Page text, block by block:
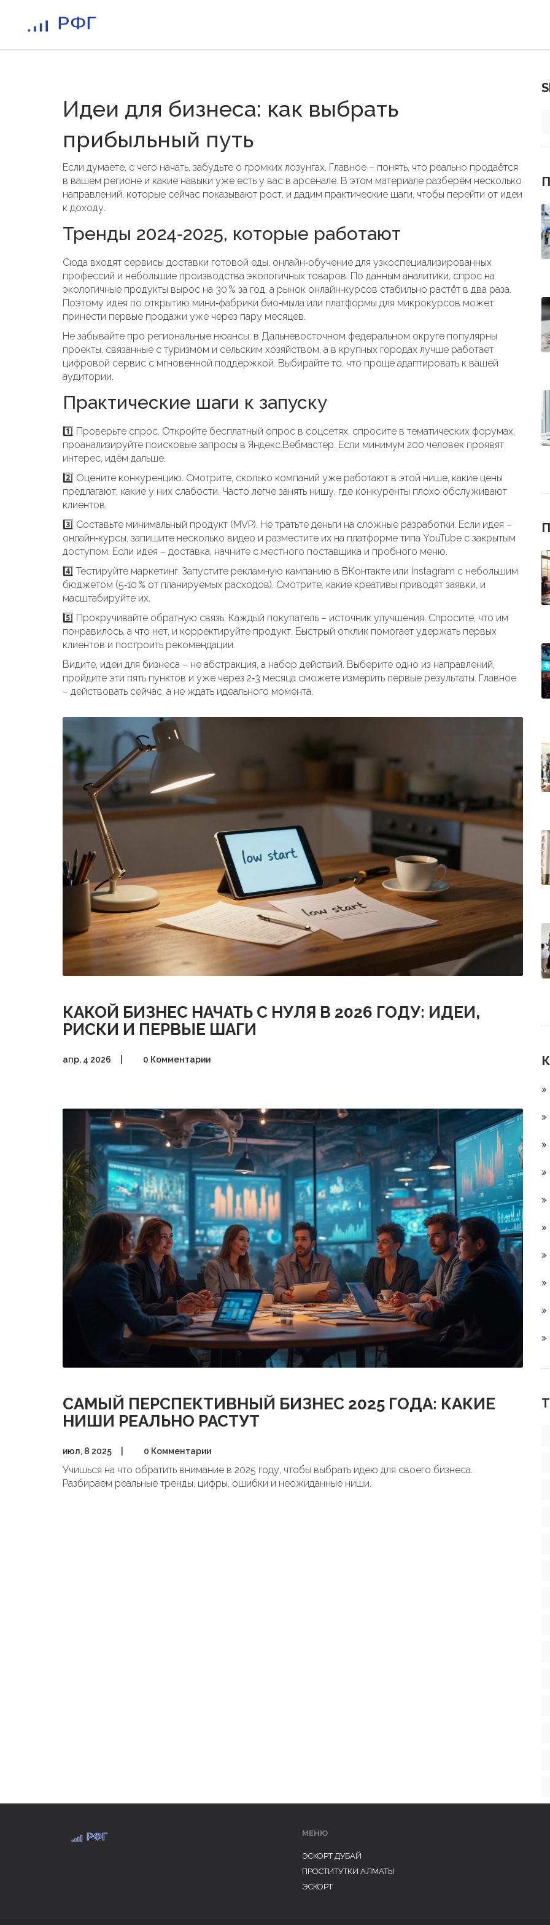
Идеи для бизнеса: как выбрать
прибыльный путь
Если думаете, с чего начать, забудьте о громких лозунгах. Главное – понять, что реально продаётся
в вашем регионе и какие навыки уже есть у вас в арсенале. В этом материале разберём несколько
направлений, которые сейчас показывают рост, и дадим практические шаги, чтобы перейти от идеи
к доходу.
Тренды 2024‑2025, которые работают
Сюда входят сервисы доставки готовой еды, онлайн‑обучение для узкоспециализированных
профессий и небольшие производства экологичных товаров. По данным аналитики, спрос на
экологичные продукты вырос на 30 % за год, а рынок онлайн‑курсов стабильно растёт в два раза.
Поэтому идея по открытию мини‑фабрики био‑мыла или платформы для микрокурсов может
принести первые продажи уже через пару месяцев.
Не забывайте про региональные нюансы: в Дальневосточном федеральном округе популярны
проекты, связанные с туризмом и сельским хозяйством, а в крупных городах лучше работает
цифровой сервис с мгновенной поддержкой. Выбирайте то, что проще адаптировать к вашей
аудитории.
Практические шаги к запуску
1️⃣ Проверьте спрос. Откройте бесплатный опрос в соцсетях, спросите в тематических форумах,
проанализируйте поисковые запросы в Яндекс.Вебмастер. Если минимум 200 человек проявят
интерес, идём дальше.
2️⃣ Оцените конкуренцию. Смотрите, сколько компаний уже работают в этой нише, какие цены
предлагают, какие у них слабости. Часто легче занять нишу, где конкуренты плохо обслуживают
клиентов.
3️⃣ Составьте минимальный продукт (MVP). Не тратьте деньги на сложные разработки. Если идея –
онлайн‑курсы, запишите несколько видео и разместите их на платформе типа YouTube с закрытым
доступом. Если идея – доставка, начните с местного поставщика и пробного меню.
4️⃣ Тестируйте маркетинг. Запустите рекламную кампанию в ВКонтакте или Instagram с небольшим
бюджетом (5‑10 % от планируемых расходов). Смотрите, какие креативы приводят заявки, и
масштабируйте их.
5️⃣ Прокручивайте обратную связь. Каждый покупатель – источник улучшения. Спросите, что им
понравилось, а что нет, и корректируйте продукт. Быстрый отклик помогает удержать первых
клиентов и построить рекомендации.
Видите, идеи для бизнеса – не абстракция, а набор действий. Выберите одно из направлений,
пройдите эти пять пунктов и уже через 2‑3 месяца сможете измерить первые результаты. Главное
– действовать сейчас, а не ждать идеального момента.
КАКОЙ БИЗНЕС НАЧАТЬ С НУЛЯ В 2026 ГОДУ: ИДЕИ,
РИСКИ И ПЕРВЫЕ ШАГИ
апр, 4 2026 0 Комментарии
САМЫЙ ПЕРСПЕКТИВНЫЙ БИЗНЕС 2025 ГОДА: КАКИЕ
НИШИ РЕАЛЬНО РАСТУТ
июл, 8 2025 0 Комментарии
Учишься на что обратить внимание в 2025 году, чтобы выбрать идею для своего бизнеса.
Разбираем реальные тренды, цифры, ошибки и неожиданные ниши.
МЕНЮ
ЭСКОРТ ДУБАЙ
ПРОСТИТУТКИ АЛМАТЫ
ЭСКОРТ